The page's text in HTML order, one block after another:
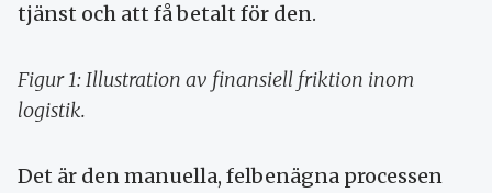
tjänst och att få betalt för den.
Figur 1: Illustration av finansiell friktion inom
logistik.
Det är den manuella, felbenägna processen